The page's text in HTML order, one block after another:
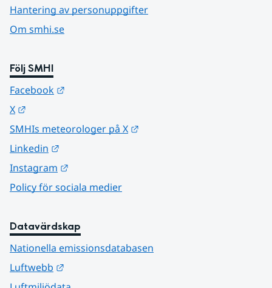
Hantering av personuppgifter
Om smhi.se
Följ SMHI
Facebook
X
SMHIs meteorologer på X
Linkedin
Instagram
Policy för sociala medier
Datavärdskap
Nationella emissionsdatabasen
Luftwebb